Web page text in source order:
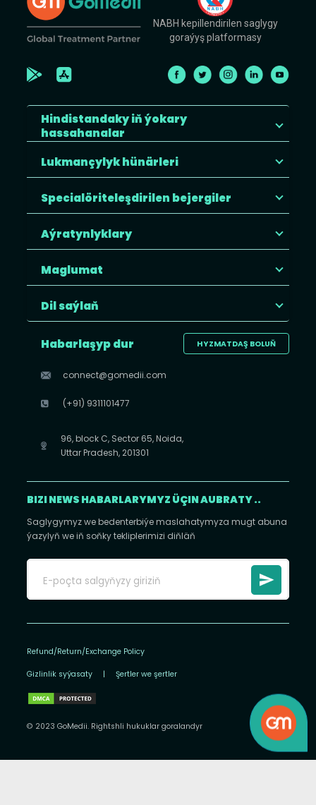
NABH kepillendirilen saglygy
goraýyş platformasy
Hindistandaky iň ýokary
hassahanalar
Lukmançylyk hünärleri
Specialöriteleşdirilen bejergiler
Aýratynlyklary
Maglumat
Dil saýlaň
HYZMATDAŞ BOLUŇ
Habarlaşyp dur
connect@gomedii.com
(+91) 9311101477
96, block C, Sector 65, Noida,
Uttar Pradesh, 201301
BIZI NEWS HABARLARYMYZ ÜÇIN AUBRATY ..
Saglygymyz we bedenterbiýe maslahatymyza mugt abuna
ýazylyň we iň soňky tekliplerimizi diňläň
Refund/Return/Exchange Policy
Gizlinlik syýasaty | Şertler we şertler
© 2023 GoMedii. Rightshli hukuklar goralandyr